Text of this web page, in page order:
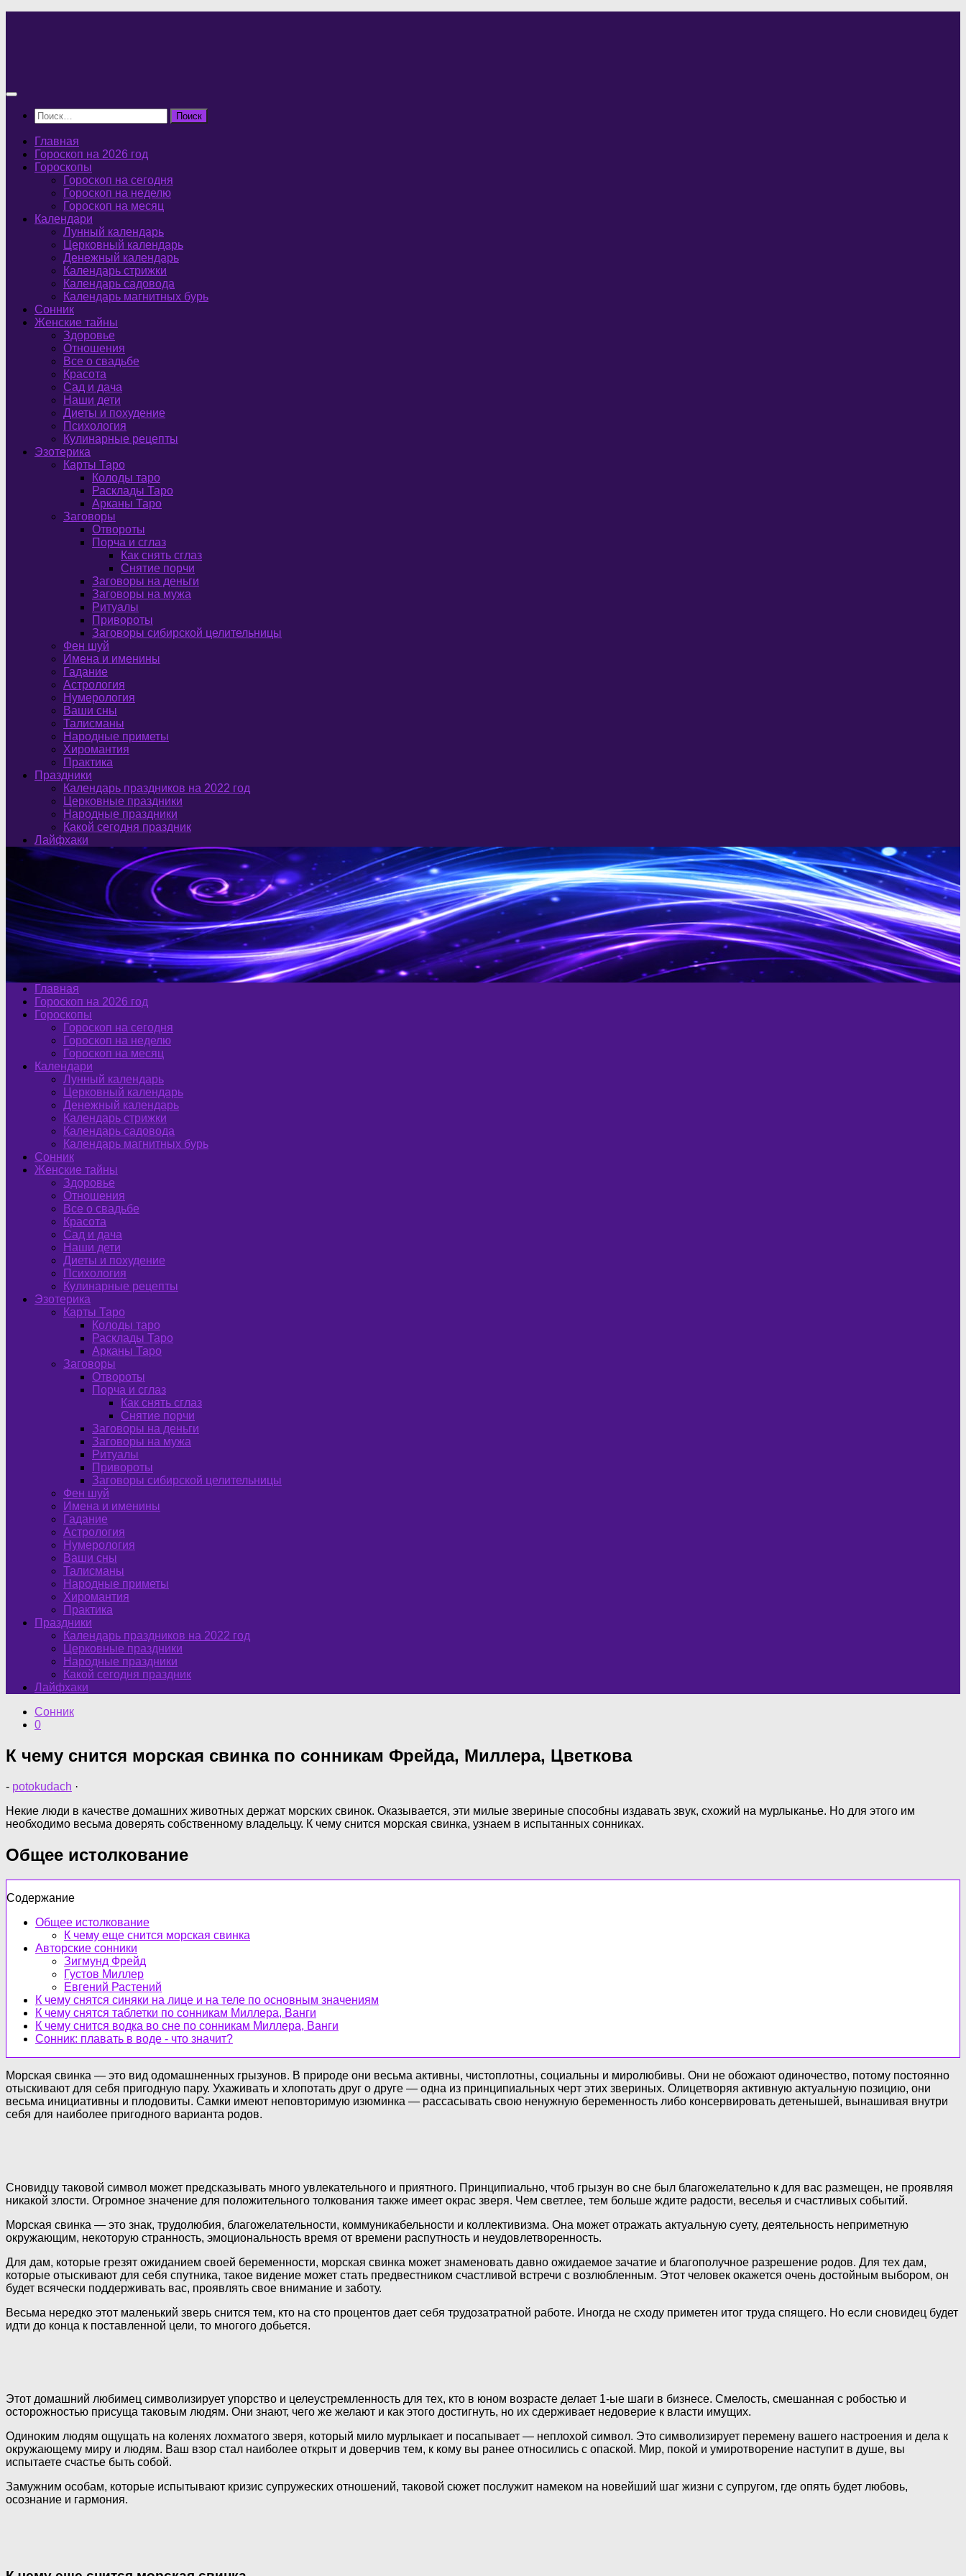
Найти:
Главная
Гороскоп на 2026 год
Гороскопы
Гороскоп на сегодня
Гороскоп на неделю
Гороскоп на месяц
Календари
Лунный календарь
Церковный календарь
Денежный календарь
Календарь стрижки
Календарь садовода
Календарь магнитных бурь
Сонник
Женские тайны
Здоровье
Отношения
Все о свадьбе
Красота
Сад и дача
Наши дети
Диеты и похудение
Психология
Кулинарные рецепты
Эзотерика
Карты Таро
Колоды таро
Расклады Таро
Арканы Таро
Заговоры
Отвороты
Порча и сглаз
Как снять сглаз
Снятие порчи
Заговоры на деньги
Заговоры на мужа
Ритуалы
Привороты
Заговоры сибирской целительницы
Фен шуй
Имена и именины
Гадание
Астрология
Нумерология
Ваши сны
Талисманы
Народные приметы
Хиромантия
Практика
Праздники
Календарь праздников на 2022 год
Церковные праздники
Народные праздники
Какой сегодня праздник
Лайфхаки
Главная
Гороскоп на 2026 год
Гороскопы
Гороскоп на сегодня
Гороскоп на неделю
Гороскоп на месяц
Календари
Лунный календарь
Церковный календарь
Денежный календарь
Календарь стрижки
Календарь садовода
Календарь магнитных бурь
Сонник
Женские тайны
Здоровье
Отношения
Все о свадьбе
Красота
Сад и дача
Наши дети
Диеты и похудение
Психология
Кулинарные рецепты
Эзотерика
Карты Таро
Колоды таро
Расклады Таро
Арканы Таро
Заговоры
Отвороты
Порча и сглаз
Как снять сглаз
Снятие порчи
Заговоры на деньги
Заговоры на мужа
Ритуалы
Привороты
Заговоры сибирской целительницы
Фен шуй
Имена и именины
Гадание
Астрология
Нумерология
Ваши сны
Талисманы
Народные приметы
Хиромантия
Практика
Праздники
Календарь праздников на 2022 год
Церковные праздники
Народные праздники
Какой сегодня праздник
Лайфхаки
Сонник
0
К чему снится морская свинка по сонникам Фрейда, Миллера, Цветкова
- potokudach ·
Некие люди в качестве домашних животных держат морских свинок. Оказывается, эти милые звериные способны издавать звук, схожий на мурлыканье. Но для этого им
необходимо весьма доверять собственному владельцу. К чему снится морская свинка, узнаем в испытанных сонниках.
Общее истолкование
Содержание
Общее истолкование
К чему еще снится морская свинка
Авторские сонники
Зигмунд Фрейд
Густов Миллер
Евгений Растений
К чему снятся синяки на лице и на теле по основным значениям
К чему снятся таблетки по сонникам Миллера, Ванги
К чему снится водка во сне по сонникам Миллера, Ванги
Сонник: плавать в воде - что значит?
Морская свинка — это вид одомашненных грызунов. В природе они весьма активны, чистоплотны, социальны и миролюбивы. Они не обожают одиночество, потому постоянно
отыскивают для себя пригодную пару. Ухаживать и хлопотать друг о друге — одна из принципиальных черт этих звериных. Олицетворяя активную актуальную позицию, они
весьма инициативны и плодовиты. Самки имеют неповторимую изюминка — рассасывать свою ненужную беременность либо консервировать детенышей, вынашивая внутри
себя для наиболее пригодного варианта родов.
Сновидцу таковой символ может предсказывать много увлекательного и приятного. Принципиально, чтоб грызун во сне был благожелательно к для вас размещен, не проявляя
никакой злости. Огромное значение для положительного толкования также имеет окрас зверя. Чем светлее, тем больше ждите радости, веселья и счастливых событий.
Морская свинка — это знак, трудолюбия, благожелательности, коммуникабельности и коллективизма. Она может отражать актуальную суету, деятельность неприметную
окружающим, некоторую странность, эмоциональность время от времени распутность и неудовлетворенность.
Для дам, которые грезят ожиданием своей беременности, морская свинка может знаменовать давно ожидаемое зачатие и благополучное разрешение родов. Для тех дам,
которые отыскивают для себя спутника, такое видение может стать предвестником счастливой встречи с возлюбленным. Этот человек окажется очень достойным выбором, он
будет всячески поддерживать вас, проявлять свое внимание и заботу.
Весьма нередко этот маленький зверь снится тем, кто на сто процентов дает себя трудозатратной работе. Иногда не сходу приметен итог труда спящего. Но если сновидец будет
идти до конца к поставленной цели, то многого добьется.
Этот домашний любимец символизирует упорство и целеустремленность для тех, кто в юном возрасте делает 1-ые шаги в бизнесе. Смелость, смешанная с робостью и
осторожностью присуща таковым людям. Они знают, чего же желают и как этого достигнуть, но их сдерживает недоверие к власти имущих.
Одиноким людям ощущать на коленях лохматого зверя, который мило мурлыкает и посапывает — неплохой символ. Это символизирует перемену вашего настроения и дела к
окружающему миру и людям. Ваш взор стал наиболее открыт и доверчив тем, к кому вы ранее относились с опаской. Мир, покой и умиротворение наступит в душе, вы
испытаете счастье быть собой.
Замужним особам, которые испытывают кризис супружеских отношений, таковой сюжет послужит намеком на новейший шаг жизни с супругом, где опять будет любовь,
осознание и гармония.